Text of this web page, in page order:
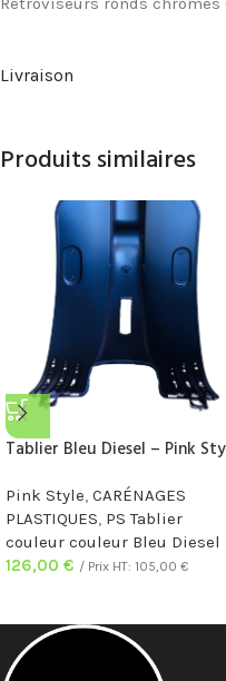
Livraison
Produits similaires
Tablier Bleu Diesel – Pink
Pink Style, CARÉNAGES
PLASTIQUES, PS Tablier
couleur couleur Bleu Diesel
126,00 € / Prix HT: 105,00 €